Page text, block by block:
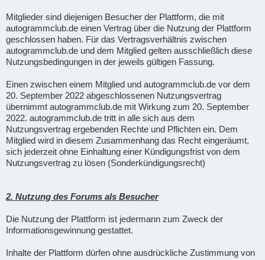
Mitglieder sind diejenigen Besucher der Plattform, die mit
autogrammclub.de einen Vertrag über die Nutzung der Plattform
geschlossen haben. Für das Vertragsverhältnis zwischen
autogrammclub.de und dem Mitglied gelten ausschließlich diese
Nutzungsbedingungen in der jeweils gültigen Fassung.
Einen zwischen einem Mitglied und autogrammclub.de vor dem
20. September 2022 abgeschlossenen Nutzungsvertrag
übernimmt autogrammclub.de mit Wirkung zum 20. September
2022. autogrammclub.de tritt in alle sich aus dem
Nutzungsvertrag ergebenden Rechte und Pflichten ein. Dem
Mitglied wird in diesem Zusammenhang das Recht eingeräumt,
sich jederzeit ohne Einhaltung einer Kündigungsfrist von dem
Nutzungsvertrag zu lösen (Sonderkündigungsrecht)
2. Nutzung des Forums als Besucher
Die Nutzung der Plattform ist jedermann zum Zweck der
Informationsgewinnung gestattet.
Inhalte der Plattform dürfen ohne ausdrückliche Zustimmung von